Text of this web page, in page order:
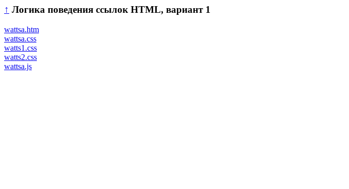
↑ Логика поведения ссылок HTML, вариант 1
wattsa.htm
wattsa.css
watts1.css
watts2.css
wattsa.js